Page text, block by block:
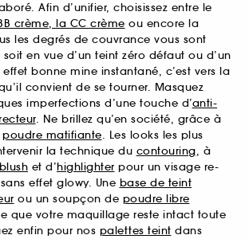
Afin d’unifier, choisissez entre le
crème, la CC crème ou encore la
les degrés de couvrance vous sont
en vue d’un teint zéro défaut ou d’un
bonne mine instantané, c’est vers la
convient de se tourner. Masquez
imperfections d’une touche d’anti-
. Ne brillez qu’en société, grâce à
poudre matifiante. Les looks les plus
la technique du contouring, à
blush et d’highlighter pour un visage re-
effet glowy. Une base de teint
ou un soupçon de poudre libre
que votre maquillage reste intact toute
enfin pour nos palettes teint dans